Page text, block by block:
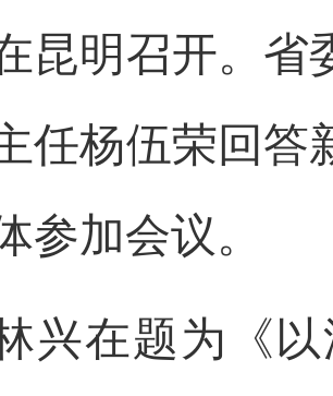
昆明召开。省
任杨伍荣回答
参加会议。
兴在题为《